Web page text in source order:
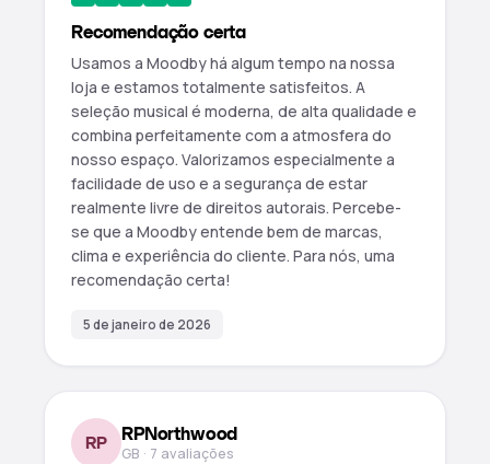
Recomendação certa
Usamos a Moodby há algum tempo na nossa
loja e estamos totalmente satisfeitos. A
seleção musical é moderna, de alta qualidade e
combina perfeitamente com a atmosfera do
nosso espaço. Valorizamos especialmente a
facilidade de uso e a segurança de estar
realmente livre de direitos autorais. Percebe-
se que a Moodby entende bem de marcas,
clima e experiência do cliente. Para nós, uma
recomendação certa!
5 de janeiro de 2026
RP RPNorthwood
GB · 7 avaliações